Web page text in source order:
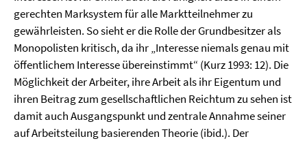
gerechten Marksystem für alle Marktteilnehmer zu
gewährleisten. So sieht er die Rolle der Grundbesitzer als
Monopolisten kritisch, da ihr „Interesse niemals genau mit
öffentlichem Interesse übereinstimmt“ (Kurz 1993: 12). Die
Möglichkeit der Arbeiter, ihre Arbeit als ihr Eigentum und
ihren Beitrag zum gesellschaftlichen Reichtum zu sehen ist
damit auch Ausgangspunkt und zentrale Annahme seiner
auf Arbeitsteilung basierenden Theorie (ibid.). Der